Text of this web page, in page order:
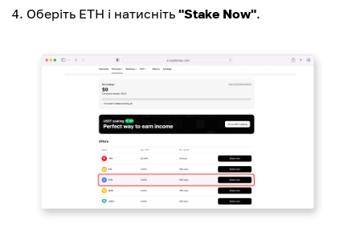
Оберіть ETH і натисніть "Stake Now".